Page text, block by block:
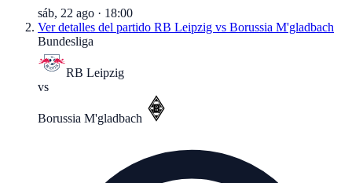
sáb, 22 ago · 18:00
Ver detalles del partido RB Leipzig vs Borussia M'gladbach
Bundesliga
RB Leipzig
vs
Borussia M'gladbach